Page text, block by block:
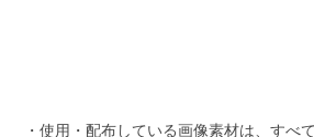
・使用・配布している画像素材は、すべ